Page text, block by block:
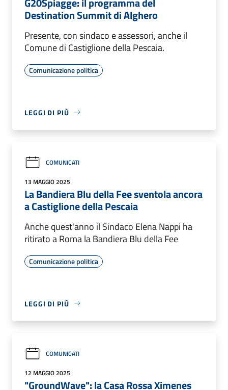
Destination Summit di Alghero
Presente, con sindaco e assessori, anche il
Comune di Castiglione della Pescaia.
Comunicazione politica
LEGGI DI PIÙ
COMUNICATI
13 MAGGIO 2025
La Bandiera Blu della Fee sventola ancora
a Castiglione della Pescaia
Anche quest'anno il Sindaco Elena Nappi ha
ritirato a Roma la Bandiera Blu della Fee
Comunicazione politica
LEGGI DI PIÙ
COMUNICATI
12 MAGGIO 2025
"GroundWave": la Casa Rossa Ximenes